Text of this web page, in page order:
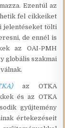
Ezentúl az
fel cikkeiket
jelentéseket tölti
de ennél is
az OAI-PMH
globális szakmai
az OTKA
és az OTKA
gyűjtemény
értekezéseit